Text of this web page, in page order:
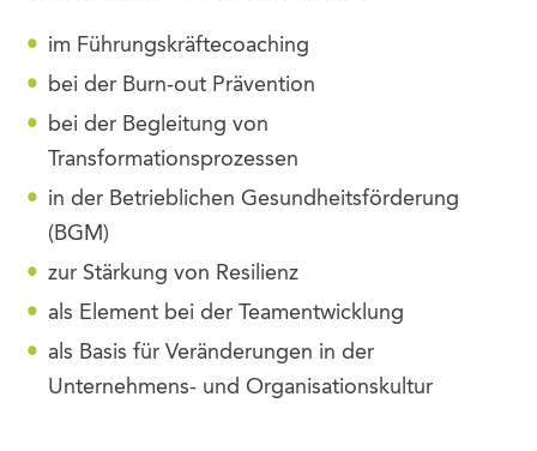
im Führungskräftecoaching
bei der Burn-out Prävention
bei der Begleitung von
Transformationsprozessen
in der Betrieblichen Gesundheitsförderung
(BGM)
zur Stärkung von Resilienz
als Element bei der Teamentwicklung
als Basis für Veränderungen in der
Unternehmens- und Organisationskultur